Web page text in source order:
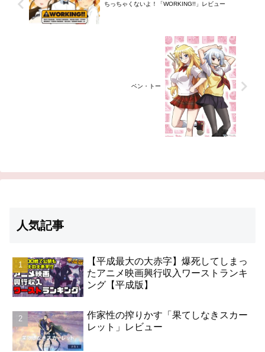
ちっちゃくないよ！「WORKING!!」レビュー
ベン・トー
人気記事
【平成最大の大赤字】爆死してしまっ
たアニメ映画興行収入ワーストランキ
ング【平成版】
作家性の搾りかす「果てしなきスカー
レット」レビュー